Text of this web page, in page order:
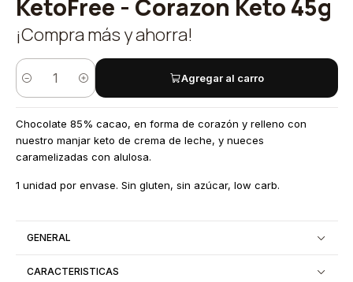
KetoFree - Corazon Keto 45g
¡Compra más y ahorra!
Cantidad
Agregar al carro
Chocolate 85% cacao, en forma de corazón y relleno con
nuestro manjar keto de crema de leche, y nueces
caramelizadas con alulosa.
1 unidad por envase. Sin gluten, sin azúcar, low carb.
GENERAL
CARACTERISTICAS